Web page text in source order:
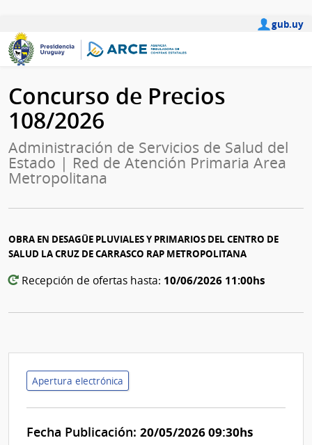
gub.uy
Concurso de Precios
108/2026
Administración de Servicios de Salud del
Estado | Red de Atención Primaria Area
Metropolitana
OBRA EN DESAGÜE PLUVIALES Y PRIMARIOS DEL CENTRO DE
SALUD LA CRUZ DE CARRASCO RAP METROPOLITANA
Recepción de ofertas hasta: 10/06/2026 11:00hs
Apertura electrónica
Fecha Publicación: 20/05/2026 09:30hs